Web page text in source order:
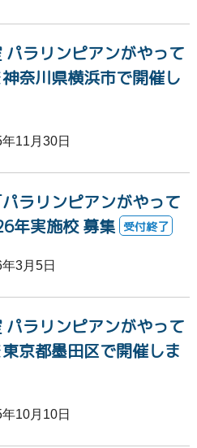
心臓
害 聴覚障害
福祉ビデオライブラリー
障害・発達障害
自閉症 ひきこもり
害
パラリンピアンがやって
奈川県横浜市で開催し
11月30日
ラリンピアンがやって
年実施校 募集 受付終了
3月5日
パラリンピアンがやって
京都墨田区で開催しま
10月10日